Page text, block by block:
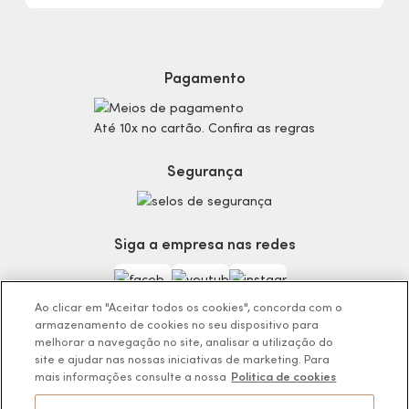
Preferências de Cookies
Consumidor.gov.br
Código de defesa do consumidor
Trocas e Devoluções
Produtos Masculinos
Teste do Tom de Base
Teste da Fragrância Perfeita
Encontre o Presente Ideal!
Beauty Week
Guia da Beleza Eudora
Pagamento
Até 10x no cartão. Confira as regras
Segurança
Siga a empresa nas redes
Os preços da loja online podem variar em relação as lojas físicas e
Ao clicar em "Aceitar todos os cookies", concorda com o
armazenamento de cookies no seu dispositivo para
melhorar a navegação no site, analisar a utilização do
site e ajudar nas nossas iniciativas de marketing. Para
mais informações consulte a nossa Politica de cookies